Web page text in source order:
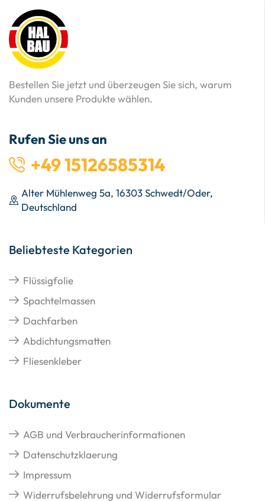
Bestellen Sie jetzt und überzeugen Sie sich, warum
Kunden unsere Produkte wählen.
Rufen Sie uns an
+49 15126585314
Alter Mühlenweg 5a, 16303 Schwedt/Oder,
Deutschland
Beliebteste Kategorien
Flüssigfolie
Spachtelmassen
Dachfarben
Abdichtungsmatten
Fliesenkleber
Dokumente
AGB und Verbraucherinformationen
Datenschutzklaerung
Impressum
Widerrufsbelehrung und Widerrufsformular